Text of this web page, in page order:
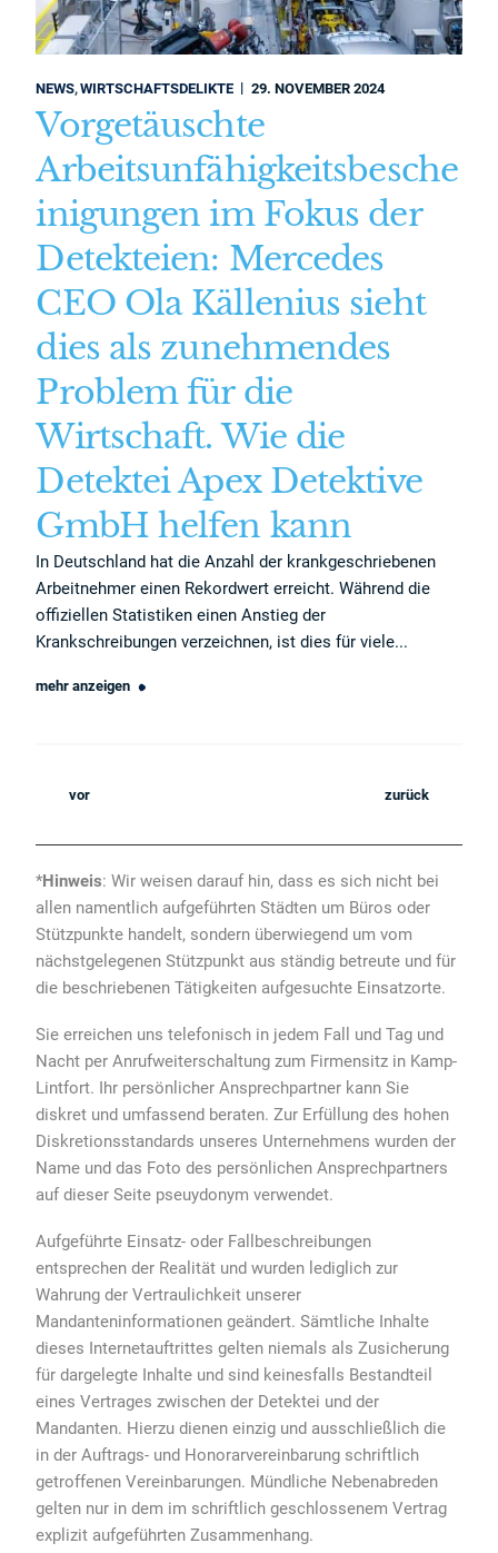
NEWS WIRTSCHAFTSDELIKTE 29. NOVEMBER 2024
Vorgetäuschte
Arbeitsunfähigkeitsbesche
inigungen im Fokus der
Detekteien: Mercedes
CEO Ola Källenius sieht
dies als zunehmendes
Problem für die
Wirtschaft. Wie die
Detektei Apex Detektive
GmbH helfen kann
In Deutschland hat die Anzahl der krankgeschriebenen
Arbeitnehmer einen Rekordwert erreicht. Während die
offiziellen Statistiken einen Anstieg der
Krankschreibungen verzeichnen, ist dies für viele...
mehr anzeigen
vor zurück
*Hinweis: Wir weisen darauf hin, dass es sich nicht bei
allen namentlich aufgeführten Städten um Büros oder
Stützpunkte handelt, sondern überwiegend um vom
nächstgelegenen Stützpunkt aus ständig betreute und für
die beschriebenen Tätigkeiten aufgesuchte Einsatzorte.
Sie erreichen uns telefonisch in jedem Fall und Tag und
Nacht per Anrufweiterschaltung zum Firmensitz in Kamp-
Lintfort. Ihr persönlicher Ansprechpartner kann Sie
diskret und umfassend beraten. Zur Erfüllung des hohen
Diskretionsstandards unseres Unternehmens wurden der
Name und das Foto des persönlichen Ansprechpartners
auf dieser Seite pseuydonym verwendet.
Aufgeführte Einsatz- oder Fallbeschreibungen
entsprechen der Realität und wurden lediglich zur
Wahrung der Vertraulichkeit unserer
Mandanteninformationen geändert. Sämtliche Inhalte
dieses Internetauftrittes gelten niemals als Zusicherung
für dargelegte Inhalte und sind keinesfalls Bestandteil
eines Vertrages zwischen der Detektei und der
Mandanten. Hierzu dienen einzig und ausschließlich die
in der Auftrags- und Honorarvereinbarung schriftlich
getroffenen Vereinbarungen. Mündliche Nebenabreden
gelten nur in dem im schriftlich geschlossenem Vertrag
explizit aufgeführten Zusammenhang.